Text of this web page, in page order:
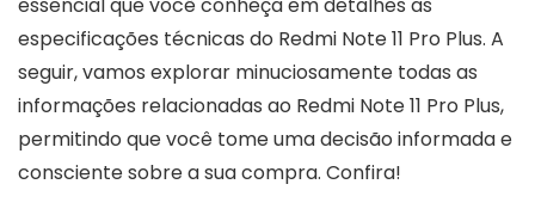
especificações técnicas do Redmi Note 11 Pro Plus. A
seguir, vamos explorar minuciosamente todas as
informações relacionadas ao Redmi Note 11 Pro Plus,
permitindo que você tome uma decisão informada e
consciente sobre a sua compra. Confira!